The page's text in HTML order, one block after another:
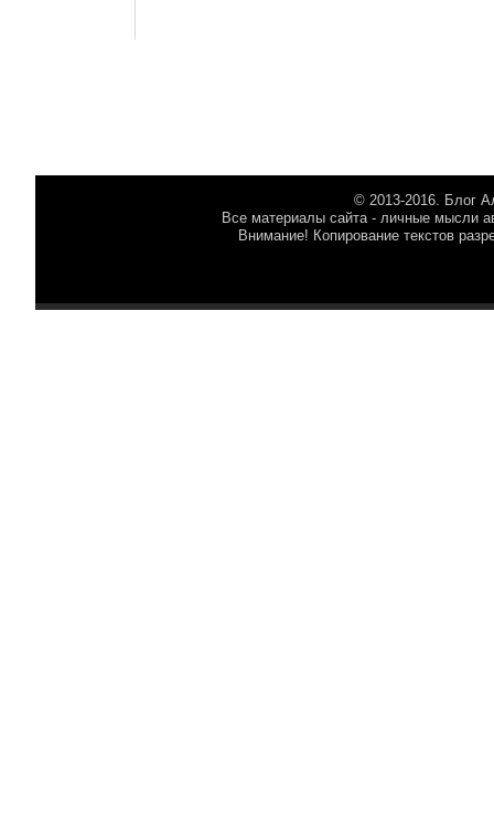
© 2013-2016. Блог
Все материалы сайта - личные мысли
Внимание! Копирование текстов